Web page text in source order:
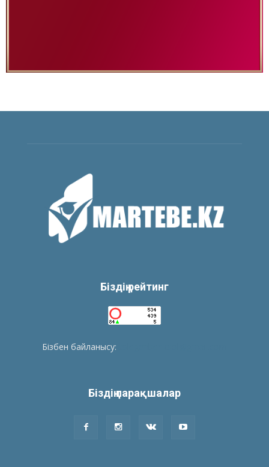
Біздің рейтинг
Бізбен байланысу:
Біздің парақшалар